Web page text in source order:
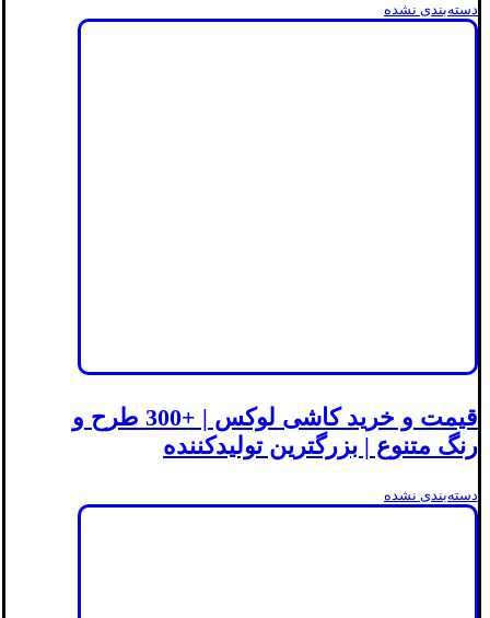
دسته‌بندی نشده
قیمت و خرید کاشی لوکس | +300 طرح و
رنگ متنوع | بزرگترین تولیدکننده
دسته‌بندی نشده